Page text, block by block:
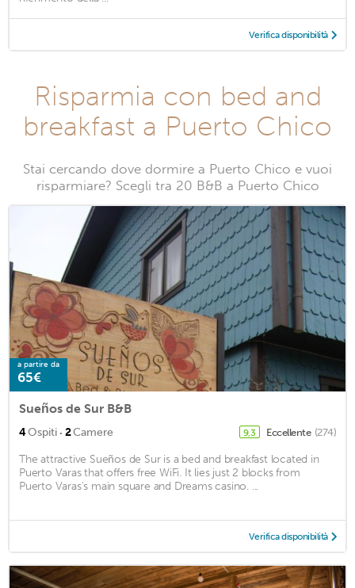
Verifica disponibilità
Risparmia con bed and
breakfast a Puerto Chico
Stai cercando dove dormire a Puerto Chico e vuoi
risparmiare? Scegli tra 20 B&B a Puerto Chico
a partire da
65€
Sueños de Sur B&B
4Ospiti · 2Camere 9,3 Eccellente (274)
The attractive Sueños de Sur is a bed and breakfast located in
Puerto Varas that offers free WiFi. It lies just 2 blocks from
Puerto Varas's main square and Dreams casino. ...
Verifica disponibilità